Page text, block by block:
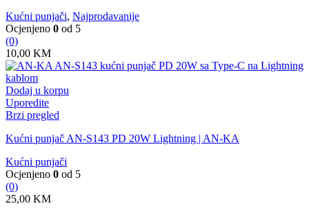
Kućni punjači, Najprodavanije
Ocjenjeno 0 od 5
(0)
10,00 KM
Dodaj u korpu
Uporedite
Brzi pregled
Kućni punjač AN-S143 PD 20W Lightning | AN-KA
Kućni punjači
Ocjenjeno 0 od 5
(0)
25,00 KM